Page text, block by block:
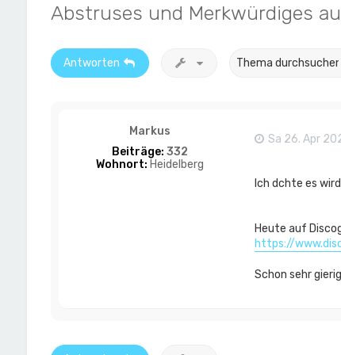
Abstruses und Merkwürdiges
Antworten
Markus
Beiträge: 332
Wohnort: Heidelberg
Sa 26. Apr
Ich dchte es
Heute auf
https://
Schon sehr